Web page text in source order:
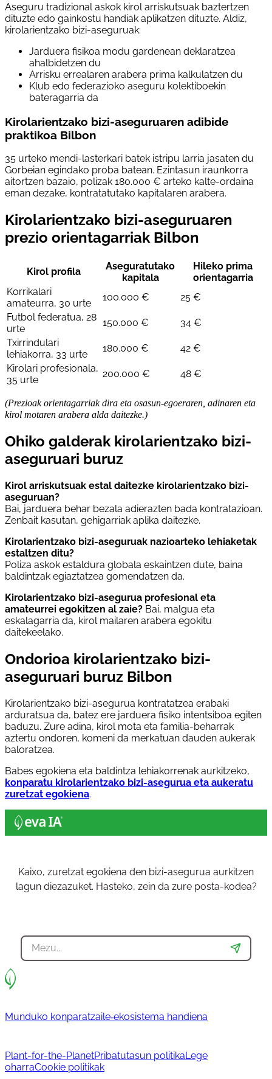
Aseguru tradizional askok kirol arriskutsuak baztertzen
dituzte edo gainkostu handiak aplikatzen dituzte. Aldiz,
kirolarientzako bizi-aseguruak:
Jarduera fisikoa modu gardenean deklaratzea
ahalbidetzen du
Arrisku errealaren arabera prima kalkulatzen du
Klub edo federazioko aseguru kolektiboekin
bateragarria da
Kirolarientzako bizi-aseguruaren adibide
praktikoa Bilbon
35 urteko mendi-lasterkari batek istripu larria jasaten du
Gorbeian egindako proba batean. Ezintasun iraunkorra
aitortzen bazaio, polizak 180.000 € arteko kalte-ordaina
eman dezake, kontratatutako kapitalaren arabera.
Kirolarientzako bizi-aseguruaren
prezio orientagarriak Bilbon
Kirol profila
Aseguratutako
kapitala
Hileko prima
orientagarria
Korrikalari
amateurra, 30 urte
100.000 €
25 €
Futbol federatua, 28
urte
150.000 €
34 €
Txirrindulari
lehiakorra, 33 urte
180.000 €
42 €
Kirolari profesionala,
35 urte
200.000 € 48 €
(Prezioak orientagarriak dira eta osasun-egoeraren, adinaren eta
kirol motaren arabera alda daitezke.)
Ohiko galderak kirolarientzako bizi-
aseguruari buruz
Kirol arriskutsuak estal daitezke kirolarientzako bizi-
aseguruan?
Bai, jarduera behar bezala adierazten bada kontratazioan.
Zenbait kasutan, gehigarriak aplika daitezke.
Kirolarientzako bizi-aseguruak nazioarteko lehiaketak
estaltzen ditu?
Poliza askok estaldura globala eskaintzen dute, baina
baldintzak egiaztatzea gomendatzen da.
Kirolarientzako bizi-asegurua profesional eta
amateurrei egokitzen al zaie? Bai, malgua eta
eskalagarria da, kirol mailaren arabera egokitu
daitekeelako.
Ondorioa kirolarientzako bizi-
aseguruari buruz Bilbon
Kirolarientzako bizi-asegurua kontratatzea erabaki
arduratsua da, batez ere jarduera fisiko intentsiboa egiten
baduzu. Zure adina, kirol mota eta familia-beharrak
aztertu ondoren, komeni da merkatuan dauden aukerak
baloratzea.
Babes egokiena eta baldintza lehiakorrenak aurkitzeko,
konparatu kirolarientzako bizi-asegurua eta aukeratu
zuretzat egokiena.
Kaixo, zuretzat egokiena den bizi-asegurua aurkitzen
lagun diezazuket. Hasteko, zein da zure posta-kodea?
Munduko konparatzaile‐ekosistema handiena
Plant-for-the-PlanetPribatutasun politikaLege
oharraCookie politikak